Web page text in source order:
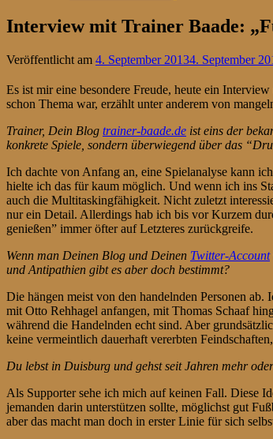
Interview mit Trainer Baade:
Veröffentlicht am 4. September 20134. September
Es ist mir eine besondere Freude, heute ein
schon Thema war, erzählt unter anderem von
Trainer, Dein Blog trainer-baade.de ist eins der
konkrete Spiele, sondern überwiegend über das
Ich dachte von Anfang an, eine Spielanalyse kann
hielte ich das für kaum möglich. Und wenn ich ins
auch die Multitaskingfähigkeit. Nicht zuletzt
nur ein Detail. Allerdings hab ich bis vor Kurzem
genießen” immer öfter auf Letzteres zurückgreife.
Wenn man Deinen Blog und Deinen Twitter-Account
und Antipathien gibt es aber doch bestimmt?
Die hängen meist von den handelnden Personen
mit Otto Rehhagel anfangen, mit Thomas Schaaf
während die Handelnden echt sind. Aber
keine vermeintlich dauerhaft vererbten
Du lebst in Duisburg und gehst seit Jahren mehr
Als Supporter sehe ich mich auf keinen Fall. Diese
jemanden darin unterstützen sollte, möglichst gut
aber das macht man doch in erster Linie für sich